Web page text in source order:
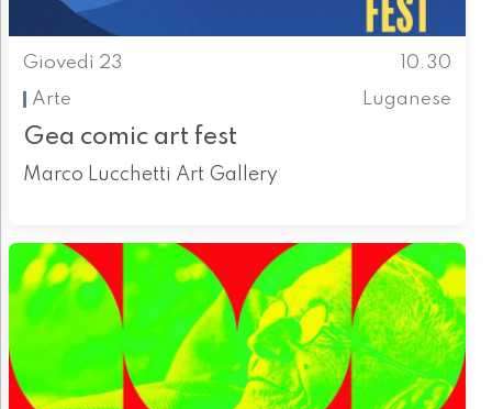
Giovedì 23
10.30
Arte
Luganese
Gea comic art fest
Marco Lucchetti Art Gallery